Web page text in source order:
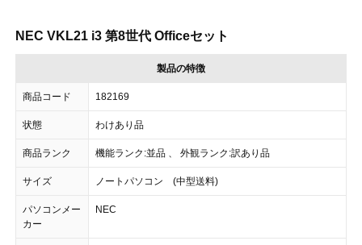
NEC VKL21 i3 第8世代 Officeセット
製品の特徴
商品コード 182169
状態 わけあり品
商品ランク 機能ランク:並品 、 外観ランク:訳あり品
サイズ ノートパソコン (中型送料)
パソコンメー
カー
NEC